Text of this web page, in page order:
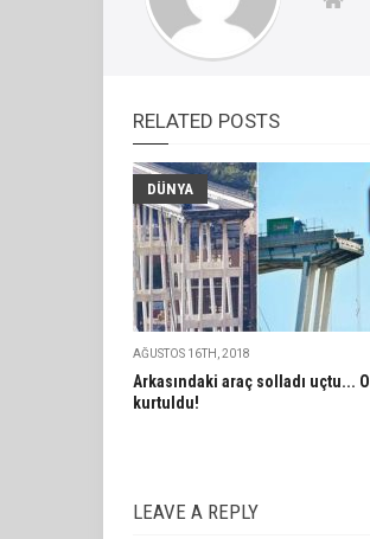
RELATED POSTS
DÜNYA
AĞUSTOS 16TH, 2018
Arkasındaki araç solladı uçtu... O
kurtuldu!
LEAVE A REPLY